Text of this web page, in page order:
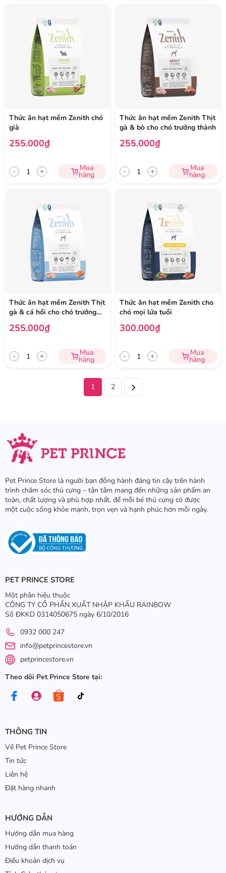
Thức ăn hạt mềm Zenith chó
già
255.000₫
- + Mua
hàng
Thức ăn hạt mềm Zenith Thịt
gà & bò cho chó trưởng thành
255.000₫
- + Mua
hàng
Thức ăn hạt mềm Zenith Thịt
gà & cá hồi cho chó trưởng
255.000₫
- + Mua
hàng
Thức ăn hạt mềm Zenith cho
chó mọi lứa tuổi
300.000₫
- + Mua
hàng
1 2
Pet Prince Store là người bạn đồng hành đáng tin cậy trên hành
trình chăm sóc thú cưng – tận tâm mang đến những sản phẩm an
toàn, chất lượng và phù hợp nhất, để mỗi bé thú cưng có được
một cuộc sống khỏe mạnh, trọn vẹn và hạnh phúc hơn mỗi ngày.
PET PRINCE STORE
Một phân hiệu thuộc
CÔNG TY CỔ PHẦN XUẤT NHẬP KHẨU RAINBOW
Số ĐKKD 0314050675 ngày 6/10/2016
0932 000 247
info@petprincestore.vn
petprincestore.vn
Theo dõi Pet Prince Store tại:
THÔNG TIN
Về Pet Prince Store
Tin tức
Liên hệ
Đặt hàng nhanh
HƯỚNG DẪN
Hướng dẫn mua hàng
Hướng dẫn thanh toán
Điều khoản dịch vụ